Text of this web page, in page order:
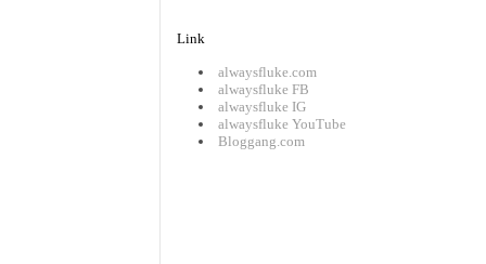
Link
alwaysfluke.com
alwaysfluke FB
alwaysfluke IG
alwaysfluke YouTube
Bloggang.com